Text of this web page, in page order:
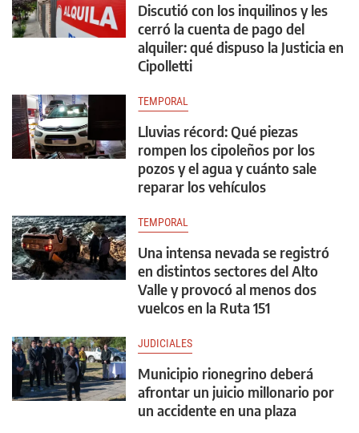
Discutió con los inquilinos y les
cerró la cuenta de pago del
alquiler: qué dispuso la Justicia en
Cipolletti
TEMPORAL
Lluvias récord: Qué piezas
rompen los cipoleños por los
pozos y el agua y cuánto sale
reparar los vehículos
TEMPORAL
Una intensa nevada se registró
en distintos sectores del Alto
Valle y provocó al menos dos
vuelcos en la Ruta 151
JUDICIALES
Municipio rionegrino deberá
afrontar un juicio millonario por
un accidente en una plaza